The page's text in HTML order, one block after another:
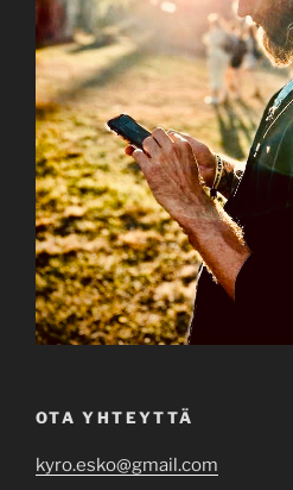
OTA YHTEYTTÄ
kyro.esko@gmail.com